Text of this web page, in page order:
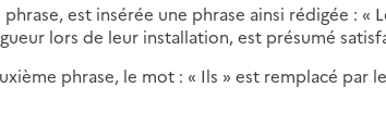
est insérée une phrase ainsi rédigée : «
lors de leur installation, est présumé
phrase, le mot : « Ils » est remplacé par